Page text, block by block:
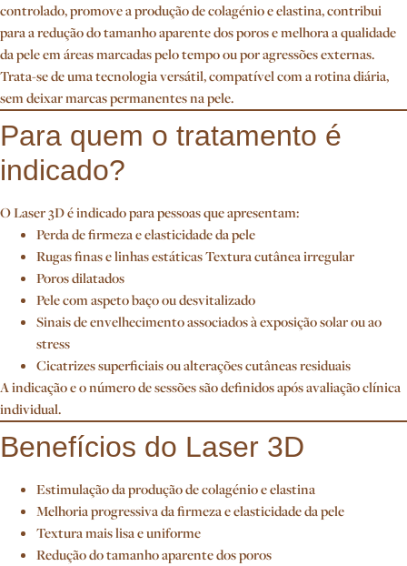
controlado, promove a produção de colagénio e elastina, contribui
para a redução do tamanho aparente dos poros e melhora a qualidade
da pele em áreas marcadas pelo tempo ou por agressões externas.
Trata-se de uma tecnologia versátil, compatível com a rotina diária,
sem deixar marcas permanentes na pele.
Para quem o tratamento é
indicado?
O Laser 3D é indicado para pessoas que apresentam:
Perda de firmeza e elasticidade da pele
Rugas finas e linhas estáticas Textura cutânea irregular
Poros dilatados
Pele com aspeto baço ou desvitalizado
Sinais de envelhecimento associados à exposição solar ou ao
stress
Cicatrizes superficiais ou alterações cutâneas residuais
A indicação e o número de sessões são definidos após avaliação clínica
individual.
Benefícios do Laser 3D
Estimulação da produção de colagénio e elastina
Melhoria progressiva da firmeza e elasticidade da pele
Textura mais lisa e uniforme
Redução do tamanho aparente dos poros